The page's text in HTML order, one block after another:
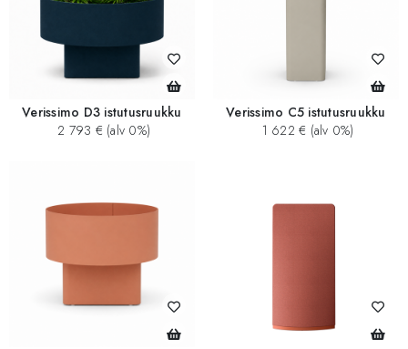
Verissimo D3 istutusruukku
2 793 € (alv 0%)
Verissimo C5 istutusruukku
1 622 € (alv 0%)